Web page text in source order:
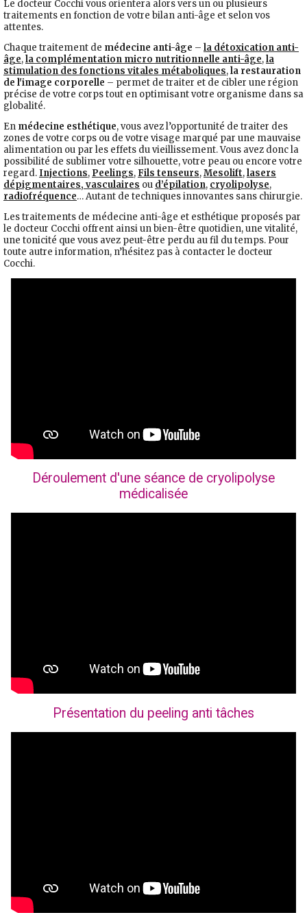
Le docteur Cocchi vous orientera alors vers un ou plusieurs
traitements en fonction de votre bilan anti-âge et selon vos
attentes.
Chaque traitement de médecine anti-âge – la détoxication anti-
âge,la complémentation micro nutritionnelle anti-âge,la
stimulation des fonctions vitales métaboliques,la restauration
de l'image corporelle – permet de traiter et de cibler une région
précise de votre corps tout en optimisant votre organisme dans sa
globalité.
En médecine esthétique, vous avez l’opportunité de traiter des
zones de votre corps ou de votre visage marqué par une mauvaise
alimentation ou par les effets du vieillissement. Vous avez donc la
possibilité de sublimer votre silhouette, votre peau ou encore votre
regard. Injections, Peelings, Fils tenseurs,Mesolift,lasers
dépigmentaires, vasculaires ou d’épilation, cryolipolyse,
radiofréquence… Autant de techniques innovantes sans chirurgie.
Les traitements de médecine anti-âge et esthétique proposés par
le docteur Cocchi offrent ainsi un bien-être quotidien, une vitalité,
une tonicité que vous avez peut-être perdu au fil du temps. Pour
toute autre information, n’hésitez pas à contacter le docteur
Cocchi.
Déroulement d'une séance de cryolipolyse
médicalisée
Présentation du peeling anti tâches